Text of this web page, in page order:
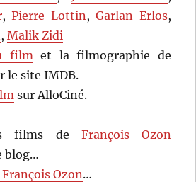
,Pierre Lottin ,Garlan Erlos,
,Malik Zidi
film et la filmographie de
le site IMDB.
sur AlloCiné.
films de François Ozon
blog…
Ozon…